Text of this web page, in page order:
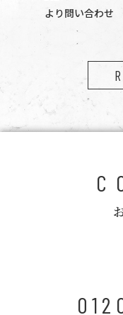
より問い合わせ